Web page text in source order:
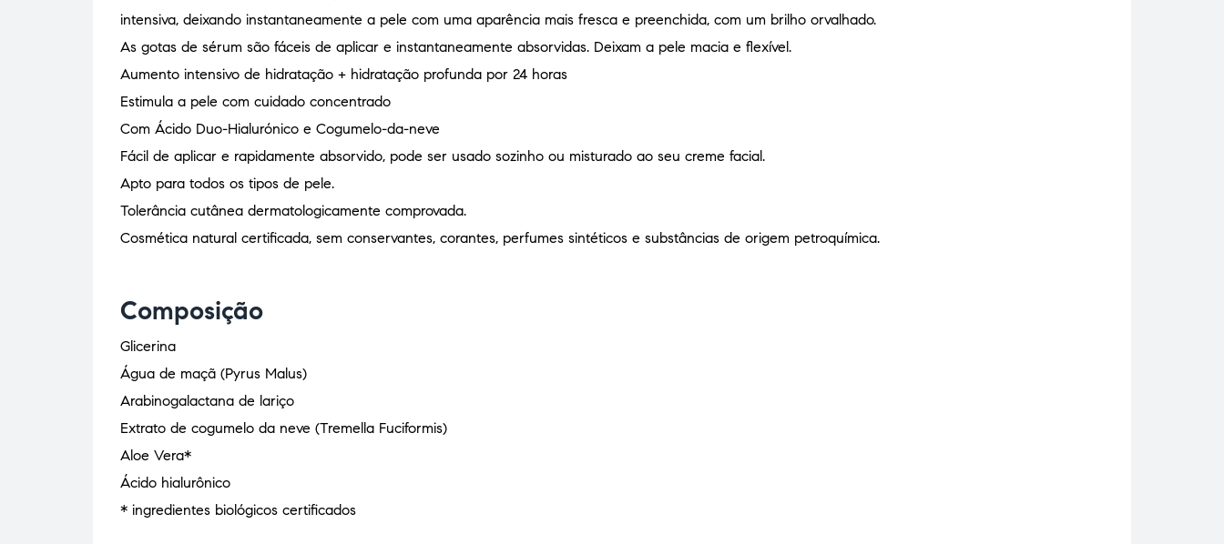
intensiva, deixando instantaneamente a pele com uma aparência mais fresca e preenchida, com um brilho orvalhado.
As gotas de sérum são fáceis de aplicar e instantaneamente absorvidas. Deixam a pele macia e flexível.
Aumento intensivo de hidratação + hidratação profunda por 24 horas
Estimula a pele com cuidado concentrado
Com Ácido Duo-Hialurónico e Cogumelo-da-neve
Fácil de aplicar e rapidamente absorvido, pode ser usado sozinho ou misturado ao seu creme facial.
Apto para todos os tipos de pele.
Tolerância cutânea dermatologicamente comprovada.
Cosmética natural certificada, sem conservantes, corantes, perfumes sintéticos e substâncias de origem petroquímica.
Composição
Glicerina
Água de maçã (Pyrus Malus)
Arabinogalactana de lariço
Extrato de cogumelo da neve (Tremella Fuciformis)
Aloe Vera*
Ácido hialurônico
* ingredientes biológicos certificados